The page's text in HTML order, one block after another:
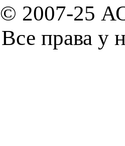
© 2007-25
Все права у